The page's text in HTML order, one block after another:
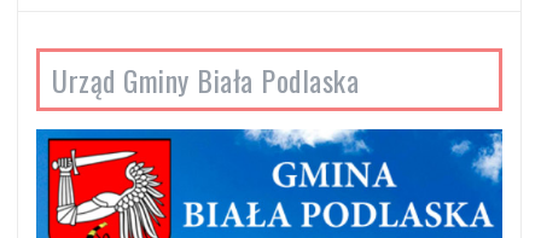
Urząd Gminy Biała Podlaska